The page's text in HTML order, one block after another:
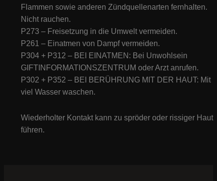
Flammen sowie anderen Zündquellenarten fernhalten.
Nicht rauchen.
P273 – Freisetzung in die Umwelt vermeiden.
P261 – Einatmen von Dampf vermeiden.
P304 + P312 – BEI EINATMEN: Bei Unwohlsein
GIFTINFORMATIONSZENTRUM oder Arzt anrufen.
P302 + P352 – BEI BERÜHRUNG MIT DER HAUT: Mit
viel Wasser waschen.
Wiederholter Kontakt kann zu spröder oder rissiger Haut
führen.